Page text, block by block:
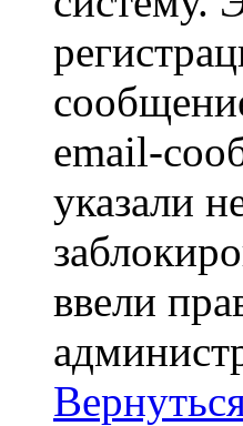
email-
указали
ввели